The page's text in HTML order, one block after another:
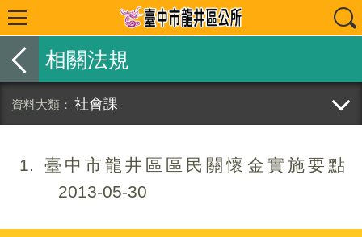
相關法規
社會課
1
臺中市龍井區區民關懷金實施要點
2013-05-30